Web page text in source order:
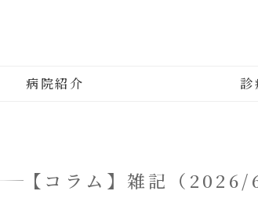
病院紹介 診
【コラム】雑記（